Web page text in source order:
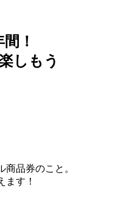
！
しもう
品券のこと。
す！